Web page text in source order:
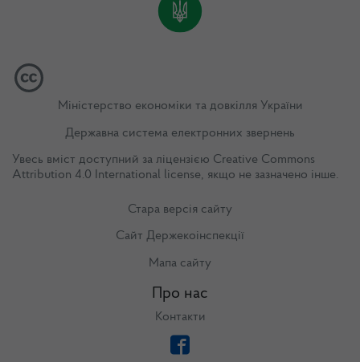
Міністерство економіки та довкілля України
Державна система електронних звернень
Увесь вміст доступний за ліцензією Creative Commons
Attribution 4.0 International license, якщо не зазначено інше.
Стара версія сайту
Сайт Держекоінспекції
Мапа сайту
Про нас
Контакти